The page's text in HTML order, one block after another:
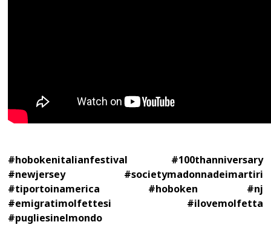
#hobokenitalianfestival #100thanniversary
#newjersey #societymadonnadeimartiri
#tiportoinamerica #hoboken #nj
#emigratimolfettesi #ilovemolfetta
#pugliesinelmondo